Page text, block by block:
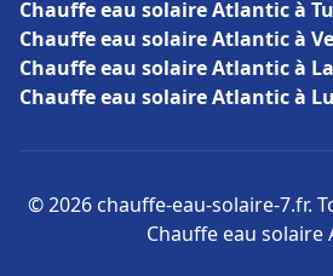
Chauffe eau solaire Atlantic à
Chauffe eau solaire Atlantic à
Chauffe eau solaire Atlantic à
Chauffe eau solaire Atlantic à
© 2026 chauffe-eau-solaire-7.fr.
Chauffe eau solaire